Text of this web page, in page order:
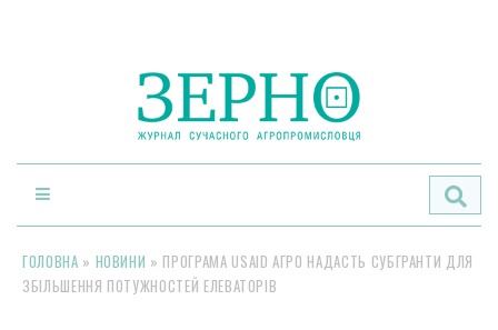
ГОЛОВНА » НОВИНИ » ПРОГРАМА USAID АГРО НАДАСТЬ СУБГРАНТИ ДЛЯ
ЗБІЛЬШЕННЯ ПОТУЖНОСТЕЙ ЕЛЕВАТОРІВ